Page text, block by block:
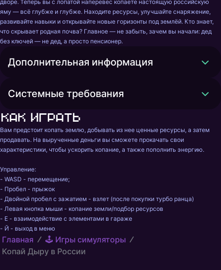
дворе. Теперь вы с лопатой наперевес копаете настоящую российскую
яму — всё глубже и глубже. Находите ресурсы, улучшайте снаряжение,
развивайте навыки и открывайте новые горизонты под землёй. Кто знает,
что скрывает родная почва? Главное — не забыть, зачем вы начали: дед
без ключей — не дед, а просто пенсионер.
Дополнительная информация
Системные требования
Как играть
Вам предстоит копать землю, добывать из нее ценные ресурсы, а затем
продавать. На вырученные деньги вы сможете прокачать свои
характеристики, чтобы ускорить копание, а также пополнить энергию.
Управление:
- WASD - перемещение;
- Пробел - прыжок
- Двойной пробел с зажатием - взлет (после покупки турбо ранца)
- Левая кнопка мыши - копание земли/подбор ресурсов
- E - взаимодействие с элементами в гараже
- Й - выход в меню
Главная
🕹️ Игры симуляторы
Копай Дыру в России